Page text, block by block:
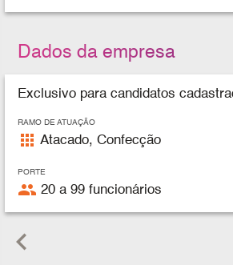
Dados da empresa
Exclusivo para candidatos
RAMO DE ATUAÇÃO
apps Atacado, Confecção
PORTE
people 20 a 99 funcionários
keyboard_arrow_left